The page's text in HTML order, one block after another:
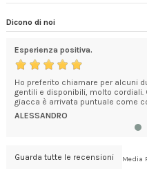
Dicono di noi
Esperienza positiva.
Ho preferito chiamare per alcuni
gentili e disponibili, molto
giacca è arrivata puntuale come
ALESSANDRO
Guarda tutte le recensioni Media